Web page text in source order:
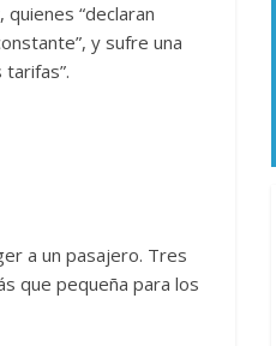
, quienes “declaran
y sufre una
a un pasajero. Tres
que pequeña para los